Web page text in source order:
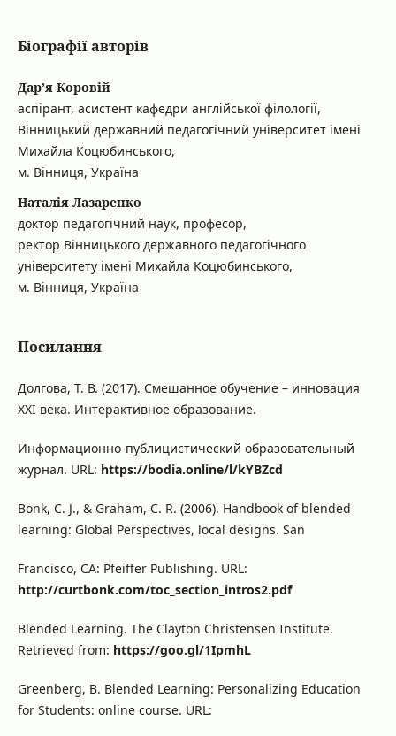
Біографії авторів
Дар’я Коровій
аспірант, асистент кафедри англійської філології,
Вінницький державний педагогічний університет імені
Михайла Коцюбинського,
м. Вінниця, Україна
Наталія Лазаренко
доктор педагогічний наук, професор,
ректор Вінницького державного педагогічного
університету імені Михайла Коцюбинського,
м. Вінниця, Україна
Посилання
Долгова, Т. В. (2017). Смешанное обучение – инновация
ХХІ века. Интерактивное образование.
Информационно-публицистический образовательный
журнал. URL: https://bodia.online/l/kYBZcd
Bonk, C. J., & Graham, C. R. (2006). Handbook of blended
learning: Global Perspectives, local designs. San
Francisco, CA: Pfeiffer Publishing. URL:
http://curtbonk.com/toc_section_intros2.pdf
Blended Learning. The Clayton Christensen Institute.
Retrieved from: https://goo.gl/1IpmhL
Greenberg, B. Blended Learning: Personalizing Education
for Students: online course. URL: